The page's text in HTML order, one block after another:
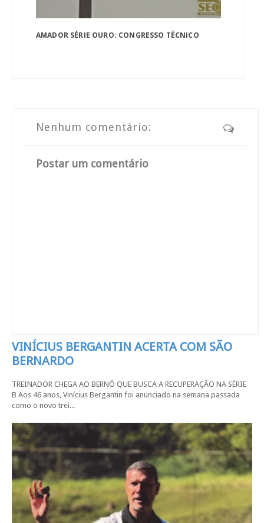
AMADOR SÉRIE OURO: CONGRESSO TÉCNICO
Nenhum comentário:
Postar um comentário
VINÍCIUS BERGANTIN ACERTA COM SÃO
BERNARDO
TREINADOR CHEGA AO BERNÔ QUE BUSCA A RECUPERAÇÃO NA SÉRIE
B Aos 46 anos, Vinícius Bergantin foi anunciado na semana passada
como o novo trei...